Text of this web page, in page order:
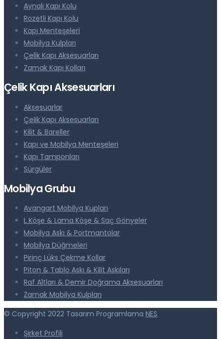
Aynalı Kapı Kolu
Rozetli Kapı Kolu
Kapı Menteşeleri
Mobilya Kulpları
Çelik Kapı Aksesuarları
Zamak Kapı Kolları
Çelik Kapı Aksesuarları
Aksesuarlar
Çelik Kapı Aksesuarları
Kilit & Bareller
Kapı ve Mobilya Menteşeleri
Kapı Tamponları
Sürgüler
Mobilya Grubu
Avangart Mobilya Kupları
L Köşe & Lama Köşe & Saç Gönyeler
Mobilya Askı & Portmantolar
Mobilya Düğmeleri
Pirinç Lüks Çekme Kollar
Piton & Tablo Askı & Kilit Askıları
Raf Altları & Demir Doğrama Aksesuarları
Zamak Mobilya Kulpları
© Copyright 2022 Tasarım Programlama NES
Şirket Profili